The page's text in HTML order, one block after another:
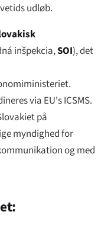
udløb.
inšpekcia,SOI), det
via EU's ICSMS.
på
myndighed for
og med